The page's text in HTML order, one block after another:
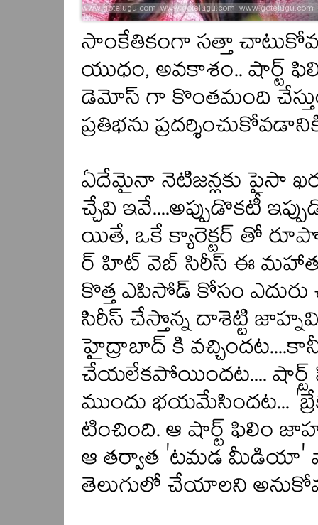
సాంకేతికంగా సత్తా
యుధం, అవకాశం.. షార్ట్
డెమోస్ గా కొంతమంది
ప్రతిభను
ఏదేమైనా నెటిజన్లకు పైసా
చ్చేవి ఇవే....అప్పుడొకటీ
యితే, ఒకే క్యారెక్టర్ తో
ర్ హిట్ వెబ్ సిరీస్ ఈ
కొత్త ఎపిసోడ్ కోసం ఎదురు
సిరీస్ చేస్తొన్న దాశెట్టి
హైద్రాబాద్ కి
చేయలేకపోయిందట....
ముందు భయమేసిందట...
టించింది. ఆ షార్ట్ ఫిలిం
ఆ తర్వాత 'టమడ మీడియా'
తెలుగులో చేయాలని